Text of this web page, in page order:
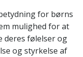
for børns
mulighed for at
deres følelser og
og styrkelse af